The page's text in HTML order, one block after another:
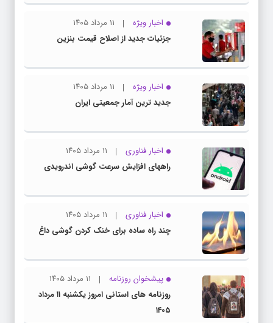
اخبار ویژه
۱۱ مرداد ۱۴۰۵
جزئیات جدید از اصلاح قیمت بنزین
اخبار ویژه
۱۱ مرداد ۱۴۰۵
جدید ترین آمار جمعیتی ایران
اخبار فناوری
۱۱ مرداد ۱۴۰۵
راههای افزایش سرعت گوشی اندرویدی
اخبار فناوری
۱۱ مرداد ۱۴۰۵
چند راه‌ ساده برای خنک کردن گوشی داغ
پیشخوان روزنامه
۱۱ مرداد ۱۴۰۵
روزنامه های استانی امروز یکشنبه ۱۱ مرداد
۱۴۰۵